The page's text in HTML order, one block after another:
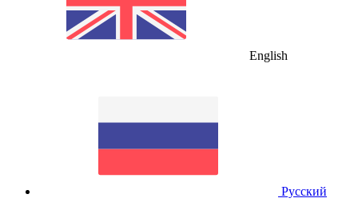
English
Русский